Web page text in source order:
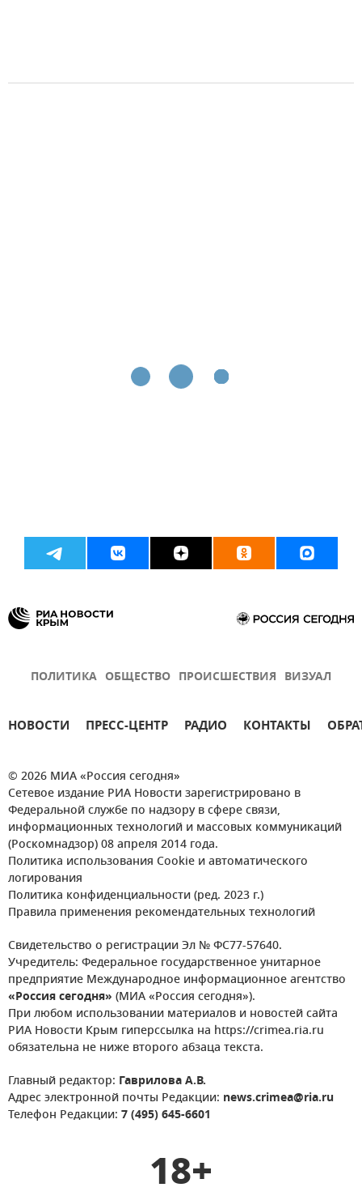
ПОЛИТИКА ОБЩЕСТВО ПРОИСШЕСТВИЯ ВИЗУАЛ
НОВОСТИ ПРЕСС-ЦЕНТР РАДИО КОНТАКТЫ
© 2026 МИА «Россия сегодня»
Сетевое издание РИА Новости зарегистрировано в
Федеральной службе по надзору в сфере связи,
информационных технологий и массовых коммуникаций
(Роскомнадзор) 08 апреля 2014 года.
Политика использования Cookie и автоматического
логирования
Политика конфиденциальности (ред. 2023 г.)
Правила применения рекомендательных технологий
Свидетельство о регистрации Эл № ФС77-57640.
Учредитель: Федеральное государственное унитарное
предприятие Международное информационное агентство
«Россия сегодня» (МИА «Россия сегодня»).
При любом использовании материалов и новостей сайта
РИА Новости Крым гиперссылка на https://crimea.ria.ru
обязательна не ниже второго абзаца текста.
Главный редактор: Гаврилова А.В.
Адрес электронной почты Редакции: news.crimea@ria.ru
Телефон Редакции: 7 (495) 645-6601
18+